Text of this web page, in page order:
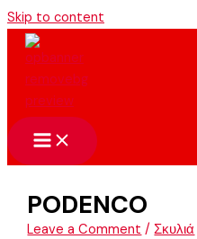
Skip to content
PODENCO
Leave a Comment /Σκυλιά